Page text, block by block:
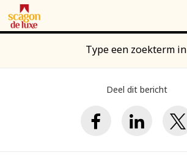
Over ons Word vriend*
Type een zoekterm in
Deel dit bericht